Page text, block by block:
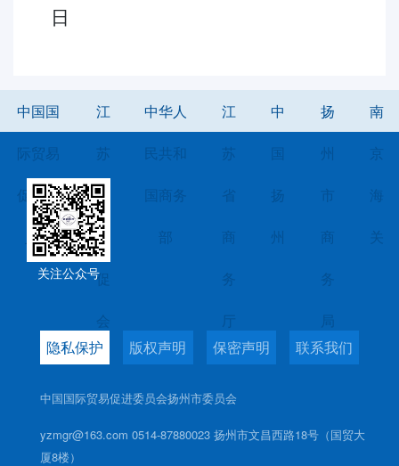
日
中国国
际贸易
促进委
员会
江
苏
省
贸
促
会
中华人
民共和
国商务
部
江
苏
省
商
务
厅
中
国
扬
州
扬
州
市
商
务
局
南
京
海
关
关注公众号
隐私保护 版权声明 保密声明 联系我们
中国国际贸易促进委员会扬州市委员会
yzmgr@163.com 0514-87880023 扬州市文昌西路18号（国贸大
厦8楼）